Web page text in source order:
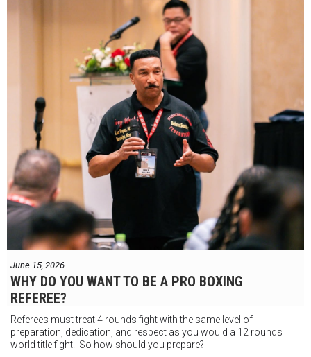
June 15, 2026
WHY DO YOU WANT TO BE A PRO BOXING
REFEREE?
Referees must treat 4 rounds fight with the same level of
preparation, dedication, and respect as you would a 12 rounds
world title fight. So how should you prepare?